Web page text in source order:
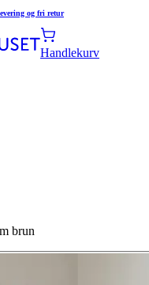
og fri retur
Handlekurv
brun